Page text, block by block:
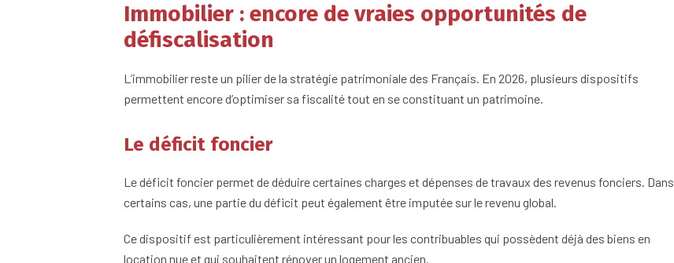
Immobilier : encore de vraies opportunités de
défiscalisation
L’immobilier reste un pilier de la stratégie patrimoniale des Français. En 2026, plusieurs dispositifs
permettent encore d’optimiser sa fiscalité tout en se constituant un patrimoine.
Le déficit foncier
Le déficit foncier permet de déduire certaines charges et dépenses de travaux des revenus fonciers. Dans
certains cas, une partie du déficit peut également être imputée sur le revenu global.
Ce dispositif est particulièrement intéressant pour les contribuables qui possèdent déjà des biens en
location nue et qui souhaitent rénover un logement ancien.